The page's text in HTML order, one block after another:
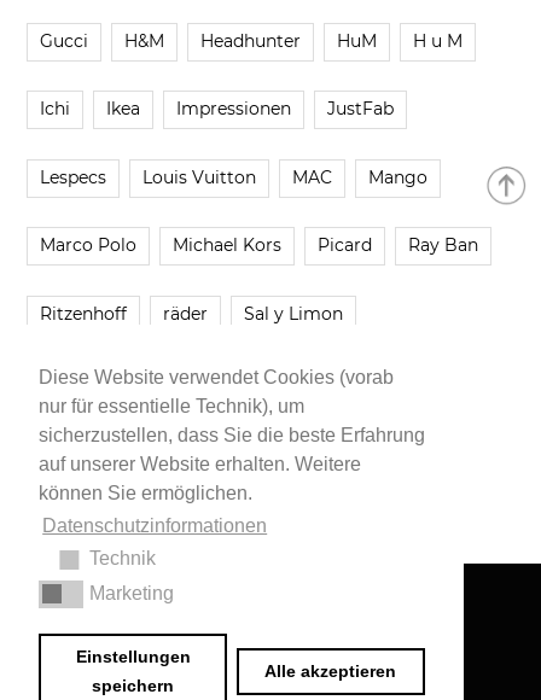
Diese Website verwendet Cookies (vorab
nur für essentielle Technik), um
sicherzustellen, dass Sie die beste Erfahrung
auf unserer Website erhalten. Weitere
können Sie ermöglichen.
Datenschutzinformationen
Technik
Marketing
Einstellungen
speichern
Alle akzeptieren
Gucci H&M Headhunter HuM H u M
Ichi Ikea Impressionen JustFab
Lespecs Louis Vuitton MAC Mango
Marco Polo Michael Kors Picard Ray Ban
Ritzenhoff räder Sal y Limon
Smartbuyglasses smash! Steve Madden
Younique Zara
Impressum
© 2020 Dr. Sarah Schwab-Jung